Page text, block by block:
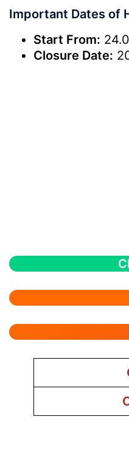
Important Dates of
Start From:
Closure Date: